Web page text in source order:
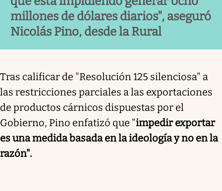
millones de dólares diarios", aseguró
Nicolás Pino, desde la Rural
Tras calificar de "Resolución 125 silenciosa" a
las restricciones parciales a las exportaciones
de productos cárnicos dispuestas por el
Gobierno, Pino enfatizó que "impedir exportar
es una medida basada en la ideología y no en la
razón".